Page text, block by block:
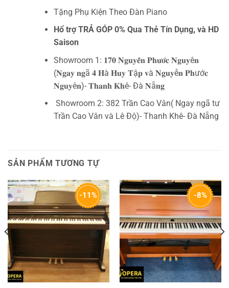
Tặng Phụ Kiện Theo Đàn Piano
Hổ trợ TRẢ GÓP 0% Qua Thẻ Tín Dụng, và HD
Saison
Showroom 1: 𝟏𝟕𝟎 𝐍𝐠𝐮𝐲𝐞̂̃𝐧 𝐏𝐡𝐮̛𝐨̛́𝐜 𝐍𝐠𝐮𝐲ê𝐧
(𝐍𝐠𝐚𝐲 𝐧𝐠ã 𝟒 𝐇à 𝐇𝐮𝐲 𝐓ậ𝐩 𝐯à 𝐍𝐠𝐮𝐲ễ𝐧 𝐏𝐡ướ𝐜
𝐍𝐠𝐮𝐲ê𝐧)- 𝐓𝐡𝐚𝐧𝐡 𝐊𝐡ê- Đà 𝐍ẵ𝐧𝐠
Showroom 2: 382 Trần Cao Vân( Ngay ngã tư
Trần Cao Vân và Lê Độ)- Thanh Khê- Đà Nẵng
SẢN PHẨM TƯƠNG TỰ
-11% -8%